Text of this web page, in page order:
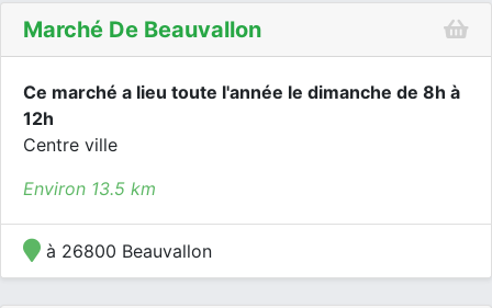
Marché De Beauvallon
Ce marché a lieu toute l'année le dimanche de 8h à
12h
Centre ville
Environ 13.5 km
à 26800 Beauvallon